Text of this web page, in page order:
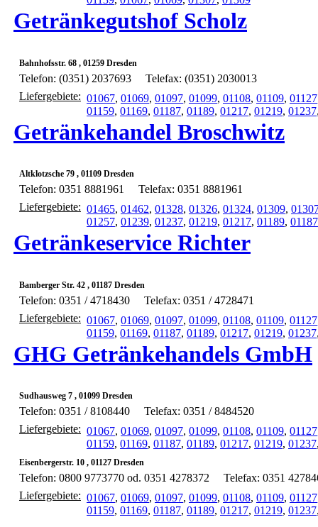
Getränkegutshof Scholz
Bahnhofsstr. 68 , 01259 Dresden
Telefon: (0351) 2037693
Telefax: (0351) 2030013
Liefergebiete: 01067, 01069, 01097, 01099, 01108, 01109, 01127
01159, 01169, 01187, 01189, 01217, 01219, 01237
Getränkehandel Broschwitz
Altklotzsche 79 , 01109 Dresden
Telefon: 0351 8881961
Telefax: 0351 8881961
Liefergebiete: 01465, 01462, 01328, 01326, 01324, 01309,
01257, 01239, 01237, 01219, 01217, 01189, 01187
Getränkeservice Richter
Bamberger Str. 42 , 01187 Dresden
Telefon: 0351 / 4718430
Telefax: 0351 / 4728471
Liefergebiete: 01067, 01069, 01097, 01099, 01108, 01109, 01127
01159, 01169, 01187, 01189, 01217, 01219, 01237
GHG Getränkehandels GmbH
Sudhausweg 7 , 01099 Dresden
Telefon: 0351 / 8108440
Telefax: 0351 / 8484520
Liefergebiete: 01067, 01069, 01097, 01099, 01108, 01109, 01127
01159, 01169, 01187, 01189, 01217, 01219, 01237
Eisenbergerstr. 10 , 01127 Dresden
Telefon: 0800 9773770 od. 0351 4278372
Telefax: 0351
Liefergebiete: 01067, 01069, 01097, 01099, 01108, 01109, 01127
01159, 01169, 01187, 01189, 01217, 01219, 01237